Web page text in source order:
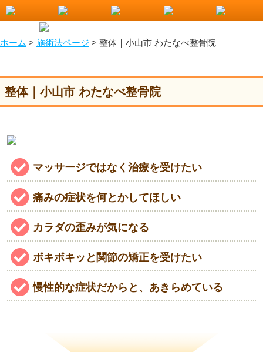
整体｜小山市 わたなべ整骨院
ホーム > 施術法ページ > 整体｜小山市 わたなべ整骨院
整体｜小山市 わたなべ整骨院
マッサージではなく治療を受けたい
痛みの症状を何とかしてほしい
カラダの歪みが気になる
ボキボキッと関節の矯正を受けたい
慢性的な症状だからと、あきらめている